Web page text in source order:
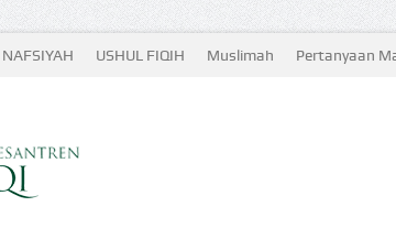
NAFSIYAH USHUL FIQIH Muslimah Pertanyaan